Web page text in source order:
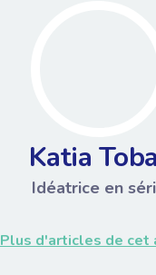
Katia
Idéatrice en
Plus d'articles de cet